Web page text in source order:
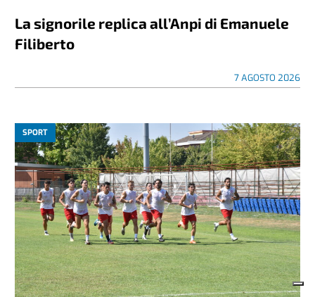
La signorile replica all’Anpi di Emanuele
Filiberto
7 AGOSTO 2026
SPORT